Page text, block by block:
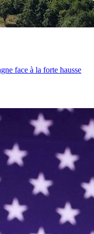
face à la forte hausse